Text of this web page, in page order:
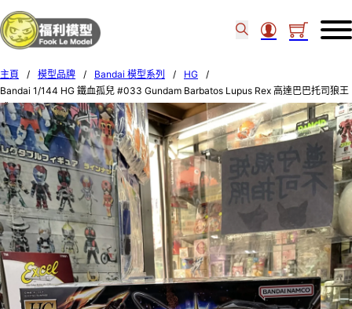
主頁 / 模型品牌 / Bandai 模型系列 / HG
/
Bandai 1/144 HG 鐵血孤兒 #033 Gundam Barbatos Lupus Rex 高達巴巴托司狼王
式 554512